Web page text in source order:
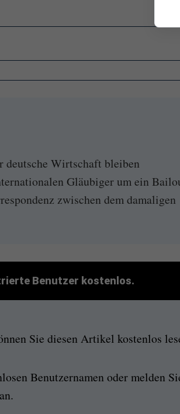
Wirtschaft bleiben
Gläubiger um ein
zwischen dem damaligen
Benutzer kostenlos.
Sie diesen Artikel kostenlos
Benutzernamen oder melden